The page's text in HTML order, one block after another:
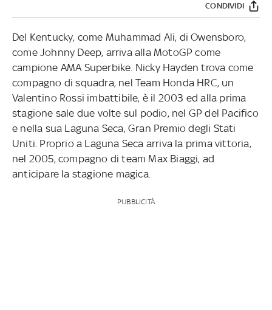
CONDIVIDI
Del Kentucky, come Muhammad Ali, di Owensboro,
come Johnny Deep, arriva alla MotoGP come
campione AMA Superbike. Nicky Hayden trova come
compagno di squadra, nel Team Honda HRC, un
Valentino Rossi imbattibile, è il 2003 ed alla prima
stagione sale due volte sul podio, nel GP del Pacifico
e nella sua Laguna Seca, Gran Premio degli Stati
Uniti. Proprio a Laguna Seca arriva la prima vittoria,
nel 2005, compagno di team Max Biaggi, ad
anticipare la stagione magica.
PUBBLICITÀ